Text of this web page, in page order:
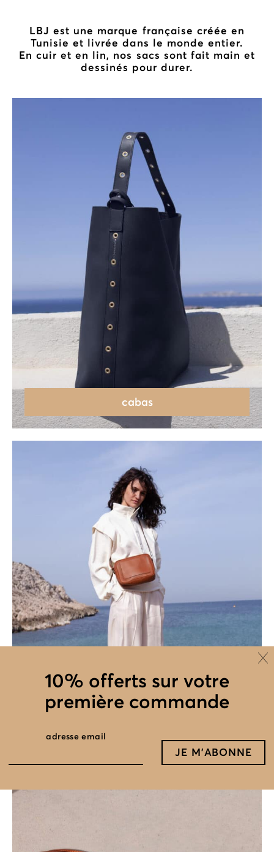
LBJ est une marque française créée en
Tunisie et livrée dans le monde entier.
En cuir et en lin, nos sacs sont fait main et
dessinés pour durer.
cabas
bandoulière
10% offerts sur votre
première commande
adresse email